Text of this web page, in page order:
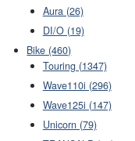
Aura (26)
DI/O (19)
Bike (460)
Touring (1347)
Wave110i (296)
Wave125i (147)
Unicorn (79)